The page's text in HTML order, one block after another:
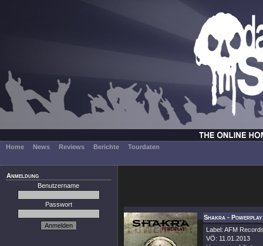
Home News Reviews Berichte Tourdaten
Anmeldung
Benutzername
Passwort
Shakra -
Label: AFM
VÖ: 11.01.2013